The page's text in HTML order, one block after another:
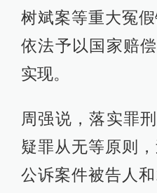
树斌案等重大冤
依法予以国家赔
实现。
周强说，落实罪
疑罪从无等原则
公诉案件被告人